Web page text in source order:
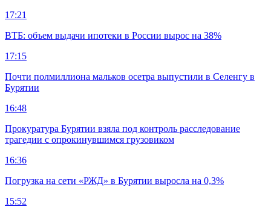
17:21
ВТБ: объем выдачи ипотеки в России вырос на 38%
17:15
Почти полмиллиона мальков осетра выпустили в Селенгу в
Бурятии
16:48
Прокуратура Бурятии взяла под контроль расследование
трагедии с опрокинувшимся грузовиком
16:36
Погрузка на сети «РЖД» в Бурятии выросла на 0,3%
15:52